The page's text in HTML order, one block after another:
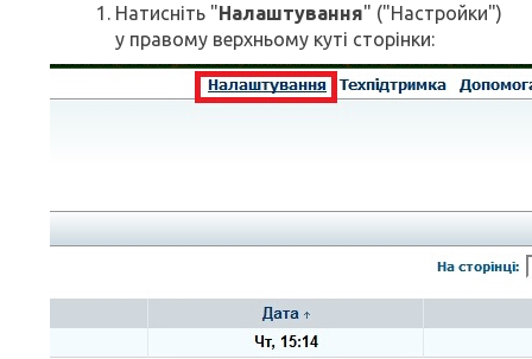
Натисніть "Налаштування" ("Настройки")
у правому верхньому куті сторінки: